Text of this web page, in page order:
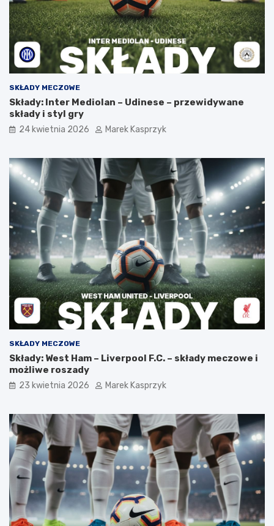
SKŁADY MECZOWE
Składy: Inter Mediolan – Udinese – przewidywane
składy i styl gry
24 kwietnia 2026 Marek Kasprzyk
SKŁADY MECZOWE
Składy: West Ham – Liverpool F.C. – składy meczowe i
możliwe roszady
23 kwietnia 2026 Marek Kasprzyk